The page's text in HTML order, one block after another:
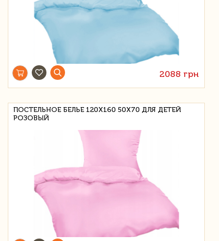
2088 грн
ПОСТЕЛЬНОЕ БЕЛЬЕ 120X160 50Х70 ДЛЯ ДЕТЕЙ
РОЗОВЫЙ